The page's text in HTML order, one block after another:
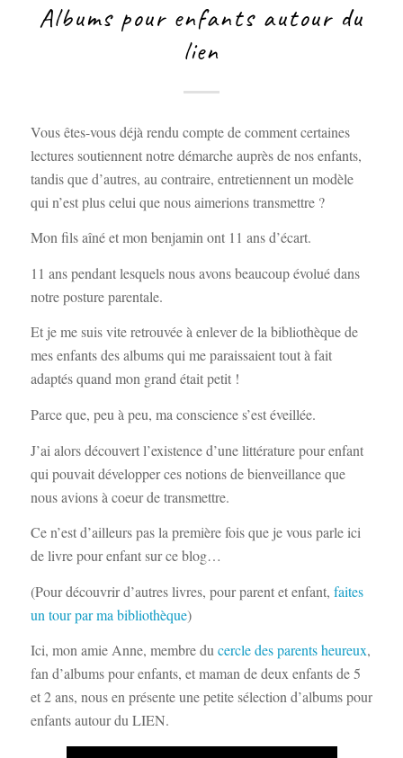
Albums pour enfants autour du
lien
Vous êtes-vous déjà rendu compte de comment certaines
lectures soutiennent notre démarche auprès de nos enfants,
tandis que d’autres, au contraire, entretiennent un modèle
qui n’est plus celui que nous aimerions transmettre ?
Mon fils aîné et mon benjamin ont 11 ans d’écart.
11 ans pendant lesquels nous avons beaucoup évolué dans
notre posture parentale.
Et je me suis vite retrouvée à enlever de la bibliothèque de
mes enfants des albums qui me paraissaient tout à fait
adaptés quand mon grand était petit !
Parce que, peu à peu, ma conscience s’est éveillée.
J’ai alors découvert l’existence d’une littérature pour enfant
qui pouvait développer ces notions de bienveillance que
nous avions à coeur de transmettre.
Ce n’est d’ailleurs pas la première fois que je vous parle ici
de livre pour enfant sur ce blog…
(Pour découvrir d’autres livres, pour parent et enfant, faites
un tour par ma bibliothèque)
Ici, mon amie Anne, membre ducercle des parents heureux,
fan d’albums pour enfants, et maman de deux enfants de 5
et 2 ans, nous en présente une petite sélection d’albums pour
enfants autour du LIEN.